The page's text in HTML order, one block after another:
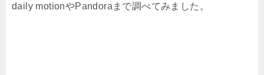
daily motionやPandoraまで調べてみました。